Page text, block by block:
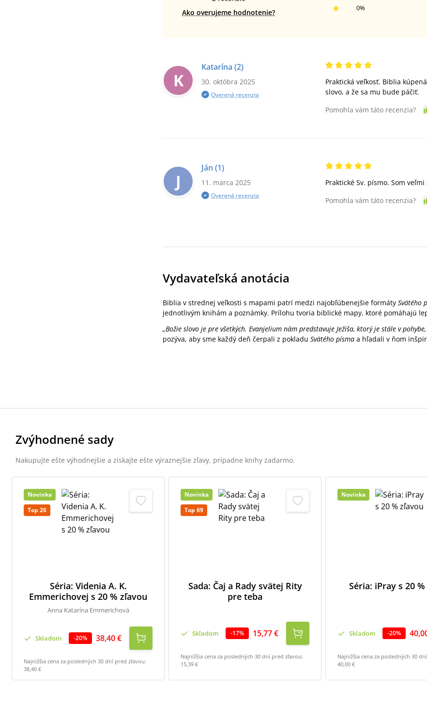
Ako overujeme hodnotenie?
0%
K
Katarína (2)
30. októbra 2025
Overená recenzia
Praktická veľkosť. Biblia
slovo, a že sa mu bude páčiť.
Pomohla vám táto recenzia?
J
Ján (1)
11. marca 2025
Overená recenzia
Praktické Sv. písmo. Som
Pomohla vám táto recenzia?
Vydavateľská anotácia
Biblia v strednej veľkosti s mapami patrí medzi najobľúbenejšie formáty Svätého
jednotlivým knihám a poznámky. Prílohu tvoria biblické mapy, ktoré pomáhajú
„Božie slovo je pre všetkých. Evanjelium nám predstavuje Ježiša, ktorý je stále v
pozýva, aby sme každý deň čerpali z pokladu Svätého písma a hľadali v ňom
Zvýhodnené sady
Nakupujte ešte výhodnejšie a získajte ešte výraznejšie zľavy, prípadne knihy zadarmo.
Novinka
Top 26
Séria: Videnia A. K.
Emmerichovej s 20 % zľavou
Anna Katarína Emmerichová
Skladom -20% 38,40 €
Najnižšia cena za posledných 30 dní pred zľavou:
38,40 €
Novinka
Top 69
Sada: Čaj a Rady svätej Rity
pre teba
Skladom -17% 15,77 €
Najnižšia cena za posledných 30 dní pred zľavou:
15,39 €
Novinka
Séria: iPray s 20
Skladom -20%
Najnižšia cena za posledných 30
40,00 €